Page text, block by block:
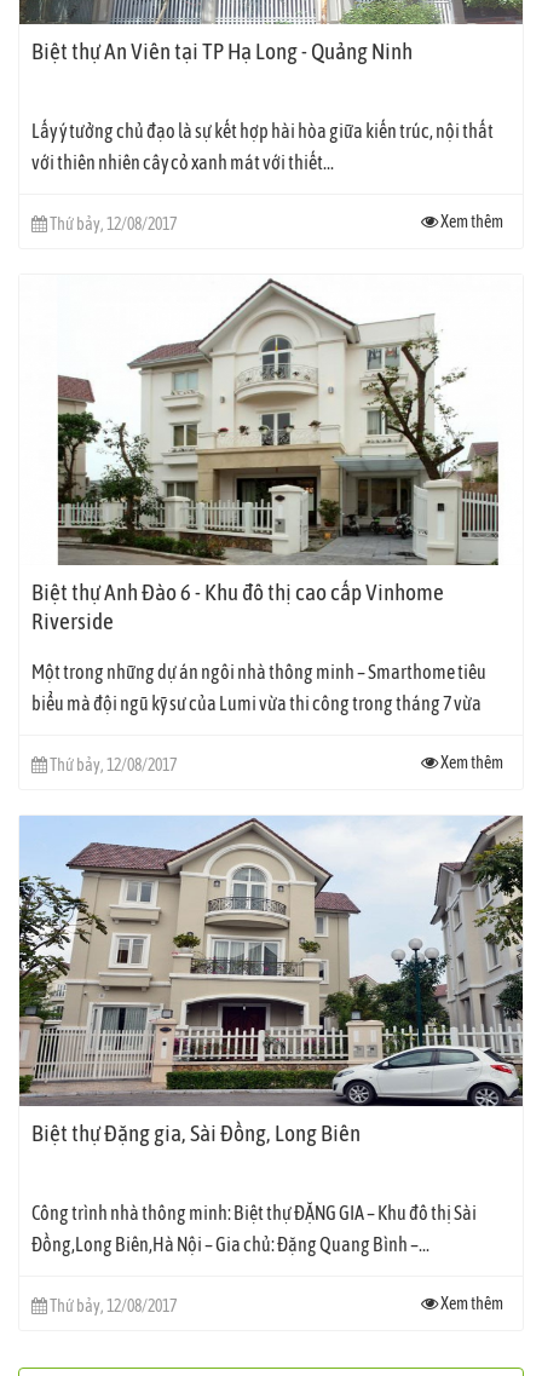
Biệt thự An Viên tại TP Hạ Long - Quảng Ninh
Lấy ý tưởng chủ đạo là sự kết hợp hài hòa giữa kiến trúc, nội thất
với thiên nhiên cây cỏ xanh mát với thiết...
Thứ bảy, 12/08/2017 Xem thêm
Biệt thự Anh Đào 6 - Khu đô thị cao cấp Vinhome
Riverside
Một trong những dự án ngôi nhà thông minh – Smarthome tiêu
biểu mà đội ngũ kỹ sư của Lumi vừa thi công trong tháng 7 vừa
Thứ bảy, 12/08/2017 Xem thêm
Biệt thự Đặng gia, Sài Đồng, Long Biên
Công trình nhà thông minh: Biệt thự ĐẶNG GIA – Khu đô thị Sài
Đồng,Long Biên,Hà Nội – Gia chủ: Đặng Quang Bình –...
Thứ bảy, 12/08/2017 Xem thêm